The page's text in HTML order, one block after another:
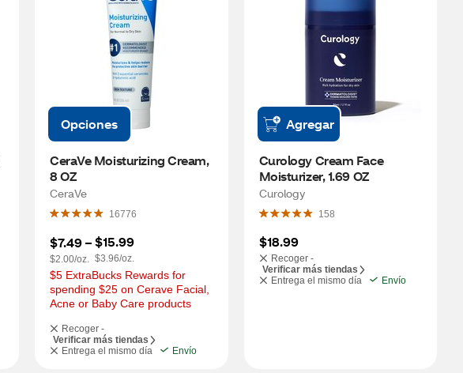
Opciones
CeraVe Moisturizing Cream,
8 OZ
CeraVe
16776
$7.49 –
$2.00/oz.
$15.99
$3.96/oz.
$5 ExtraBucks Rewards for
spending $25 on Cerave Facial,
Acne or Baby Care products
Recoger -
Verificar más tiendas
Entrega el mismo día
Envío
Agregar
Curology Cream Face
Moisturizer, 1.69 OZ
Curology
158
$18.99
Recoger -
Verificar más tiendas
Entrega el mismo día
Envío